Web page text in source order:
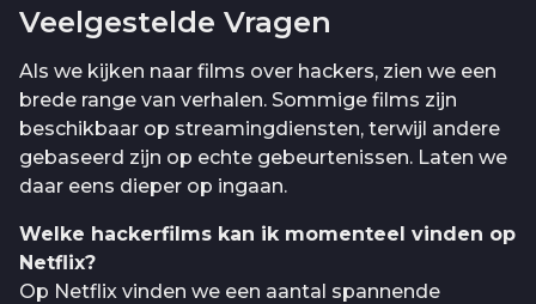
Veelgestelde Vragen
Als we kijken naar films over hackers, zien we een
brede range van verhalen. Sommige films zijn
beschikbaar op streamingdiensten, terwijl andere
gebaseerd zijn op echte gebeurtenissen. Laten we
daar eens dieper op ingaan.
Welke hackerfilms kan ik momenteel vinden op
Netflix?
Op Netflix vinden we een aantal spannende